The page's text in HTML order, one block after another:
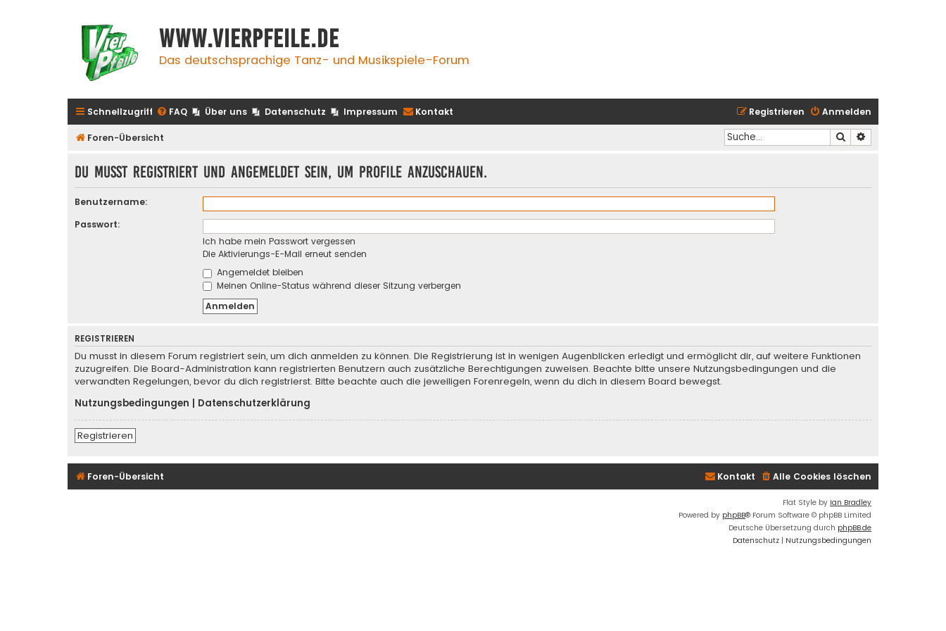
www.vierpfeile.de
Das deutschsprachige Tanz- und Musikspiele-Forum
Schnellzugriff FAQ Über uns Datenschutz Impressum Kontakt Anmelden
Registrieren
Foren-Übersicht Suche
Du musst registriert und angemeldet sein, um Profile anzuschauen.
Benutzername:
Passwort:
Ich habe mein Passwort vergessen
Die Aktivierungs-E-Mail erneut senden
Angemeldet bleiben
Meinen Online-Status während dieser Sitzung verbergen
REGISTRIEREN
Du musst in diesem Forum registriert sein, um dich anmelden zu können. Die Registrierung ist in wenigen Augenblicken erledigt und ermöglicht dir, auf weitere Funktionen
zuzugreifen. Die Board-Administration kann registrierten Benutzern auch zusätzliche Berechtigungen zuweisen. Beachte bitte unsere Nutzungsbedingungen und die
verwandten Regelungen, bevor du dich registrierst. Bitte beachte auch die jeweiligen Forenregeln, wenn du dich in diesem Board bewegst.
Nutzungsbedingungen
Datenschutzerklärung
Registrieren
Foren-Übersicht Alle Cookies löschen
Kontakt
Flat Style by Ian Bradley
Powered by phpBB® Forum Software © phpBB Limited
Deutsche Übersetzung durch phpBB.de
Datenschutz | Nutzungsbedingungen